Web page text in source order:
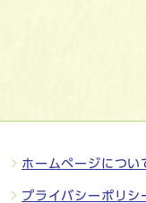
ホームページについ
プライバシーポリシ